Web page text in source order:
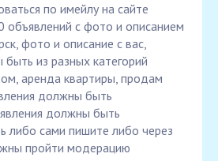
по имейлу на сайте
объявлений с фото и описанием
фото и описание с вас,
из разных категорий
аренда квартиры, продам
должны быть
должны быть
либо сами пишите либо через
пройти модерацию